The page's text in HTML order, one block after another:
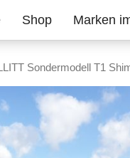
Shop Marken
Sondermodell T1